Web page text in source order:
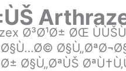
Ø³Ø¹Ø± ØŒ
Ø§Ù„ØªÙŠ